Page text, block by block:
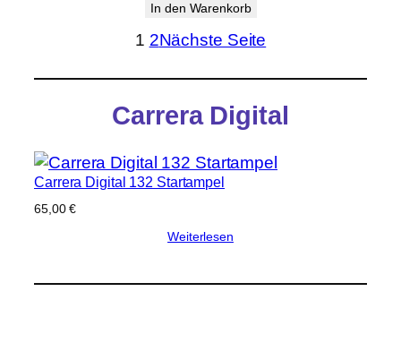
In den Warenkorb
1 2Nächste Seite
Carrera Digital
Carrera Digital 132 Startampel
65,00€
Weiterlesen